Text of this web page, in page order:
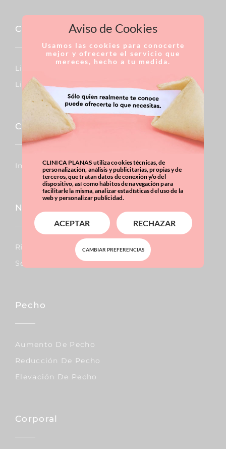
Cirugía Reparadora
Linfedema
Lipedema
Capilar
Injertos De Pelo
Nariz
Rinoplastia
Septoplastia
Pecho
Aumento De Pecho
Reducción De Pecho
Elevación De Pecho
Corporal
Aviso de Cookies
Usamos las cookies para conocerte
mejor y ofrecerte el servicio que
mereces, hecho a tu medida.
CLINICA PLANAS utiliza cookies técnicas, de
personalización, análisis y publicitarias, propias y de
terceros, que tratan datos de conexión y/o del
dispositivo, así como hábitos de navegación para
facilitarle la misma, analizar estadísticas del uso de la
web y personalizar publicidad.
ACEPTAR RECHAZAR
CAMBIAR PREFERENCIAS